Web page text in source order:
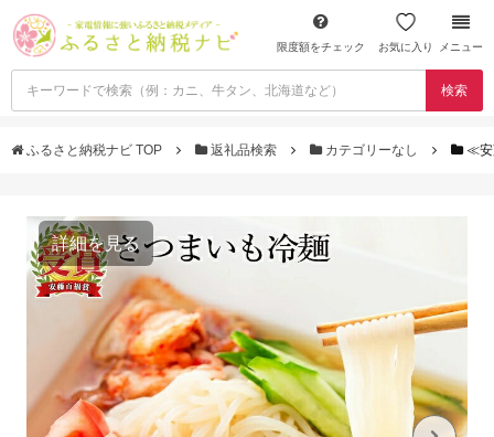
限度額をチェック お気に入り メニュー
検索
ふるさと納税ナビ TOP 返礼品検索 カテゴリーなし ≪安
詳細を見る